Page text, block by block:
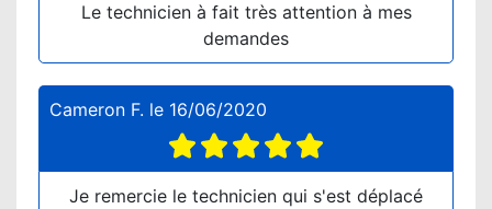
Le technicien à fait très attention à mes
demandes
Cameron F. le 16/06/2020
Je remercie le technicien qui s'est déplacé